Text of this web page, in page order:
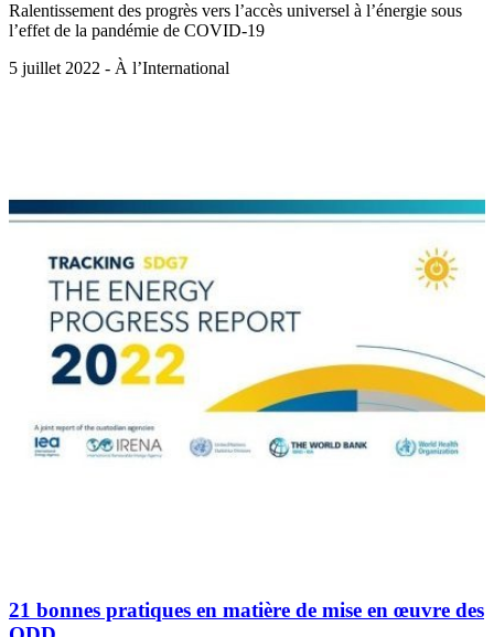
Ralentissement des progrès vers l’accès universel à l’énergie sous
l’effet de la pandémie de COVID-19
5 juillet 2022 - À l’International
21 bonnes pratiques en matière de mise en œuvre des